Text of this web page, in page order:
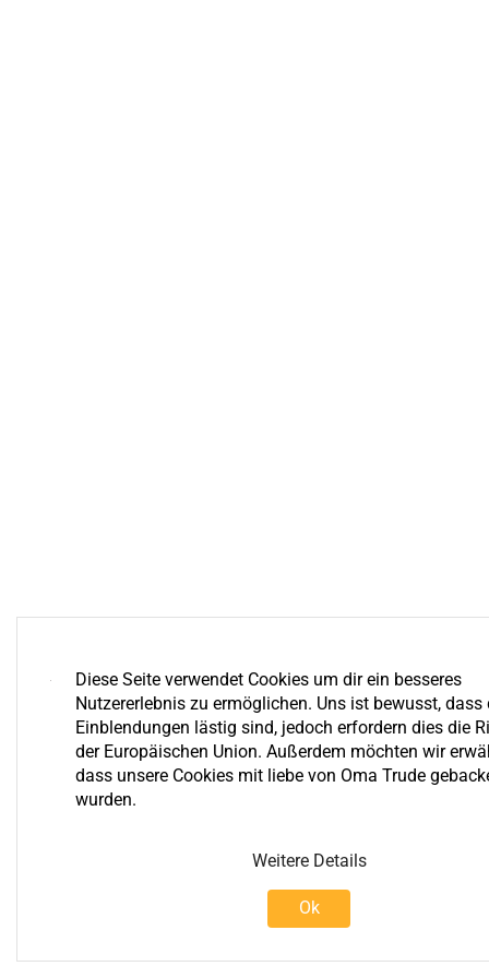
Diese Seite verwendet Cookies um dir ein besseres
Nutzererlebnis zu ermöglichen. Uns ist bewusst, dass
Einblendungen lästig sind, jedoch erfordern dies die
der Europäischen Union. Außerdem möchten wir
dass unsere Cookies mit liebe von Oma Trude
wurden.
Weitere Details
Ok